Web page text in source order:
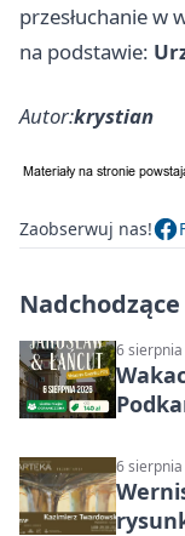
przesłuchanie w
na podstawie:
Autor:krystian
Zaobserwuj nas!
6
6